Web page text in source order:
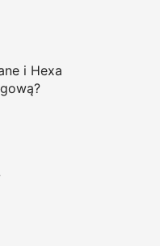
i Hexa
?